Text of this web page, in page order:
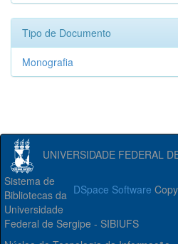
Tipo de Documento
Monografia
UNIVERSIDADE FEDERAL
DSpace Software
Sistema de
Bibliotecas da
Universidade
Federal de Sergipe - SIBIUFS